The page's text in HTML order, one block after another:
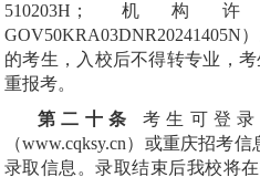
510203H；机
GOV50KRA03DNR20241405N
的考生，入校后不得转专业，
重报考。
第二十条
考生可登
（www.cqksy.cn）或重庆招考
录取信息。录取结束后我校将在